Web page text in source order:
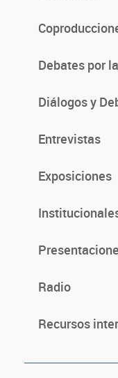
Debates por
Diálogos y
Entrevistas
Exposiciones
Radio
Recursos